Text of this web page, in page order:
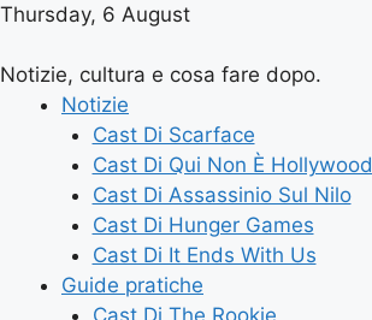
Thursday, 6 August
Notizie, cultura e cosa fare dopo.
Notizie
Cast Di Scarface
Cast Di Qui Non È Hollywood
Cast Di Assassinio Sul Nilo
Cast Di Hunger Games
Cast Di It Ends With Us
Guide pratiche
Cast Di The Rookie